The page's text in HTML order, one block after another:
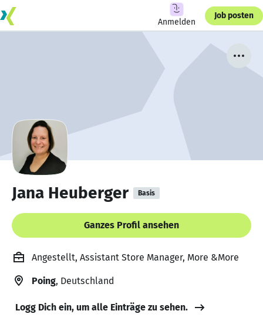
Anmelden
Job posten
Jana Heuberger Basis
Ganzes Profil ansehen
Angestellt, Assistant Store Manager, More &More
Poing, Deutschland
Logg Dich ein, um alle Einträge zu sehen.